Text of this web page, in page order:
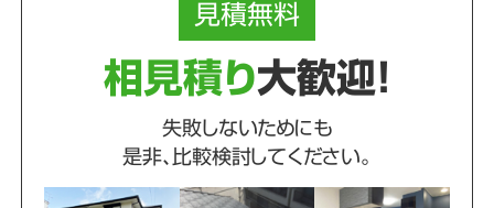
見積無料
相見積り大歓迎！
失敗しないためにも
是非、比較検討してください。